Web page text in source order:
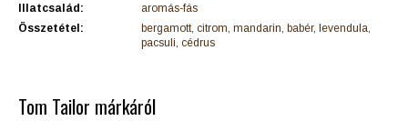
Illatcsalád:
aromás-fás
Összetétel:
bergamott, citrom, mandarin, babér, levendula,
pacsuli, cédrus
Tom Tailor márkáról